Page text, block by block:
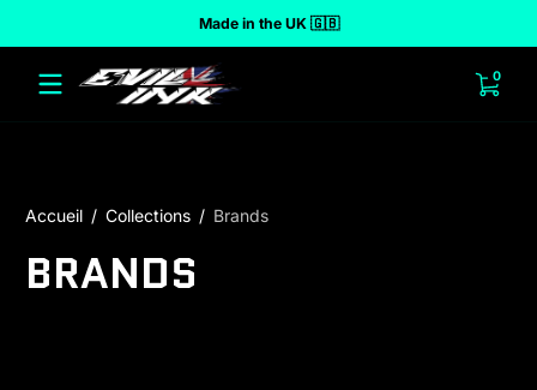
Made in the UK 🇬🇧
00
Accueil Collections Brands
BRANDS